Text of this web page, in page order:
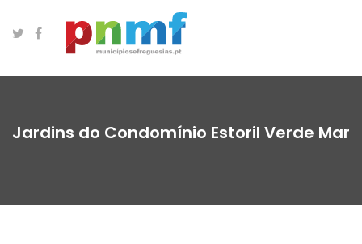
Jardins do Condomínio Estoril Verde Mar